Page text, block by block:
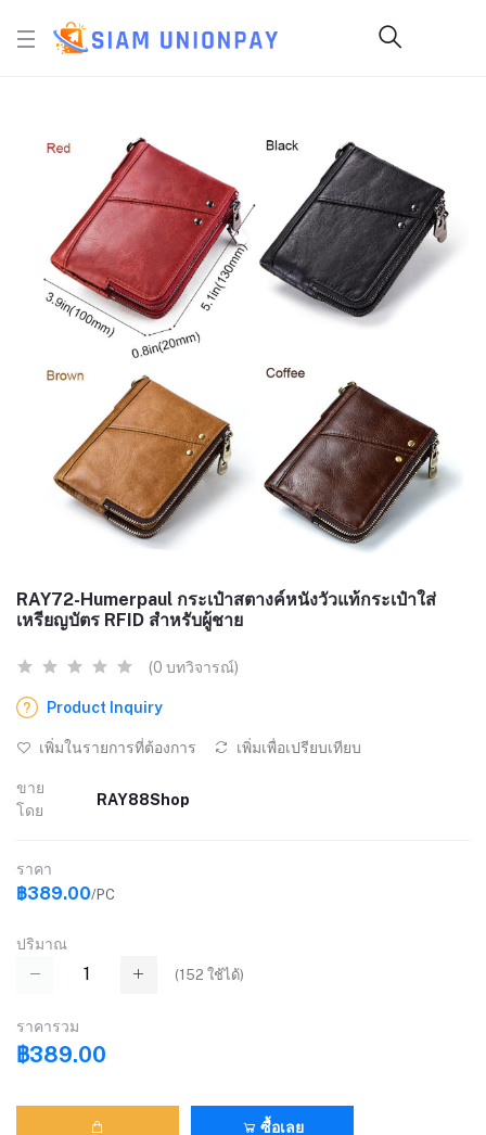
RAY72-Humerpaul กระเป๋าสตางค์หนังวัวแท้กระเป๋าใส่
เหรียญบัตร RFID สําหรับผู้ชาย
(0 บทวิจารณ์)
Product Inquiry
เพิ่มในรายการที่ต้องการ เพิ่มเพื่อเปรียบเทียบ
ขาย
โดย
RAY88Shop
ราคา
฿389.00/PC
ปริมาณ
(152 ใช้ได้)
ราคารวม
฿389.00
ซื้อเลย